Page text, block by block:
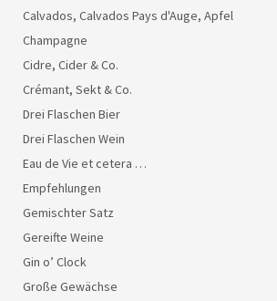
Calvados, Calvados Pays d'Auge, Apfel
Champagne
Cidre, Cider & Co.
Crémant, Sekt & Co.
Drei Flaschen Bier
Drei Flaschen Wein
Eau de Vie et cetera …
Empfehlungen
Gemischter Satz
Gereifte Weine
Gin o’ Clock
Große Gewächse